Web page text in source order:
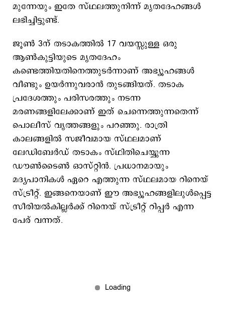
മുന്നേയും ഇതേ സ്ഥലത്തുനിന്ന് മൃതദേഹങ്ങള്‍
ലഭിച്ചിട്ടുണ്ട്.
ജൂൺ 3ന് തടാകത്തിൽ 17 വയസ്സുള്ള ഒരു
ആൺകുട്ടിയുടെ മൃതദേഹം
കണ്ടെത്തിയതിനെത്തുടർന്നാണ് അഭ്യൂഹങ്ങൾ
വീണ്ടും ഉയർന്നുവരാന്‍ തുടങ്ങിയത്. തടാക
പ്രദേശത്തും പരിസരത്തും നടന്ന
മരണങ്ങളിലേക്കാണ് ഇത് ചെന്നെത്തുന്നതെന്ന്
പൊലീസ് വൃത്തങ്ങളും പറ‍ഞ്ഞു. രാത്രി
കാലങ്ങളില്‍ സജീവമായ സ്ഥലമാണ്
ലേഡിബേര്‍ഡ് തടാകം സ്ഥിതിചെയ്യുന്ന
ഡൗണ്‍‍‍‍ടൈണ്‍ ഓസ്റ്റിന്‍. പ്രധാനമായും
മദ്യപാനികള്‍ ഏറെ എത്തുന്ന സ്ഥലമായ റിനെയ്
സ്ട്രീറ്റ്. ഇങ്ങനെയാണ് ഈ അഭ്യൂഹങ്ങളിലുള്‍പ്പെട്ട
സീരിയല്‍കില്ലര്‍ക്ക് റിനെയ് സ്ട്രീറ്റ് റിപ്പര്‍ എന്ന
പേര് വന്നത്.